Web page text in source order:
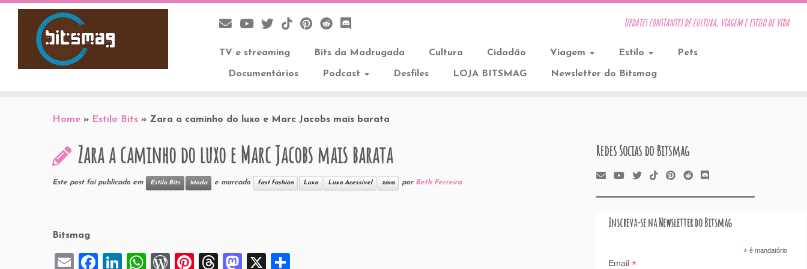
Updates constantes de cultura, viagem e estilo de vida
TV e streaming Bits da Madrugada Cultura Cidadão Viagem Estilo Pets
Documentários Podcast Desfiles LOJA BITSMAG Newsletter do Bitsmag
Home » Estilo Bits » Zara a caminho do luxo e Marc Jacobs mais barata
Zara a caminho do luxo e Marc Jacobs mais barata
Este post foi publicado em Estilo Bits Moda e marcado fast fashion Luxo Luxo Acessível zara por Beth Ferreira
Bitsmag
E
F
Li
W W
Pi
T
M
X
Redes Socias do Bitsmag
Inscreva-se na Newsletter do Bitsmag
*é mandatório
Email *